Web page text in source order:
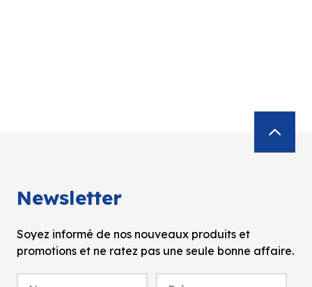
Newsletter
Soyez informé de nos nouveaux produits et
promotions et ne ratez pas une seule bonne affaire.